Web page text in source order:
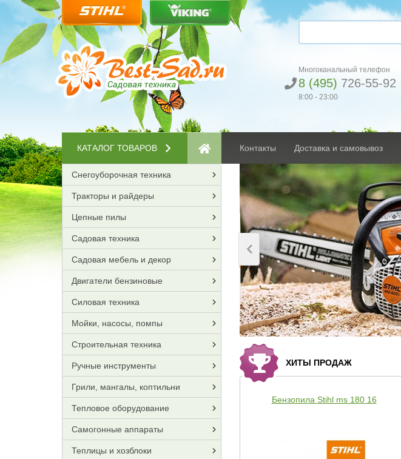
Многоканальный телефон
8 (495) 726-55-92
8:00 - 23:00
КАТАЛОГ ТОВАРОВ Контакты Доставка и самовывоз
Снегоуборочная техника
Тракторы и райдеры
Цепные пилы
Садовая техника
Садовая мебель и декор
Двигатели бензиновые
Силовая техника
Мойки, насосы, помпы
Строительная техника
Ручные инструменты
Грили, мангалы, коптильни
Тепловое оборудование
Самогонные аппараты
Теплицы и хозблоки
Previous
ХИТЫ ПРОДАЖ
Бензопила Stihl ms 180 16